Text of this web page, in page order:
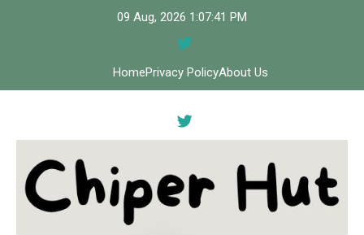
09 Aug, 2026 1:07:42 PM
HomePrivacy PolicyAbout Us